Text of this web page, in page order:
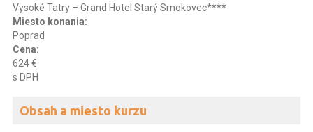
Vysoké Tatry – Grand Hotel Starý Smokovec****
Miesto konania:
Poprad
Cena:
624 €
s DPH
Obsah a miesto kurzu